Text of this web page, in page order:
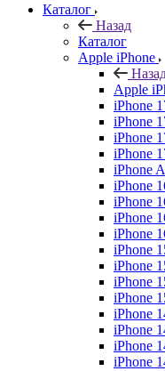
Каталог
Назад
Каталог
Apple iPhone
Apple
iPhone
iPhone
iPhone
iPhone
iPhone
iPhone
iPhone
iPhone
iPhone
iPhone
iPhone
iPhone
iPhone
iPhone
iPhone
iPhone
iPhone